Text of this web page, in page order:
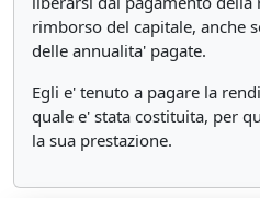
rimborso del capitale, anche
delle annualita' pagate.
Egli e' tenuto a pagare la
quale e' stata costituita, per
la sua prestazione.